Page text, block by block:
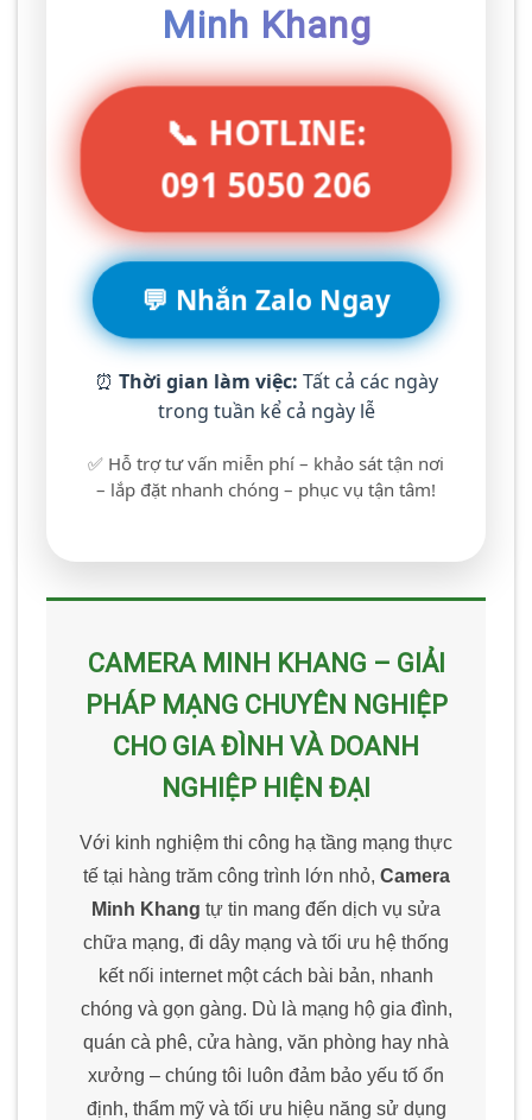
Minh Khang
📞 HOTLINE:
091 5050 206
💬 Nhắn Zalo Ngay
⏰ Thời gian làm việc: Tất cả các ngày
trong tuần kể cả ngày lễ
✅ Hỗ trợ tư vấn miễn phí – khảo sát tận nơi
– lắp đặt nhanh chóng – phục vụ tận tâm!
CAMERA MINH KHANG – GIẢI
PHÁP MẠNG CHUYÊN NGHIỆP
CHO GIA ĐÌNH VÀ DOANH
NGHIỆP HIỆN ĐẠI
Với kinh nghiệm thi công hạ tầng mạng thực
tế tại hàng trăm công trình lớn nhỏ, Camera
Minh Khang tự tin mang đến dịch vụ sửa
chữa mạng, đi dây mạng và tối ưu hệ thống
kết nối internet một cách bài bản, nhanh
chóng và gọn gàng. Dù là mạng hộ gia đình,
quán cà phê, cửa hàng, văn phòng hay nhà
xưởng – chúng tôi luôn đảm bảo yếu tố ổn
định, thẩm mỹ và tối ưu hiệu năng sử dụng